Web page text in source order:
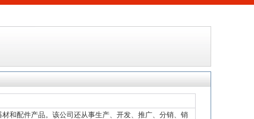
和配件产品。该公司还从事生产、开发、推广、分销、销